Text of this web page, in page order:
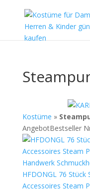
Kostüme »
AngebotBestseller
HFDONGL 76
Accessoires Steam